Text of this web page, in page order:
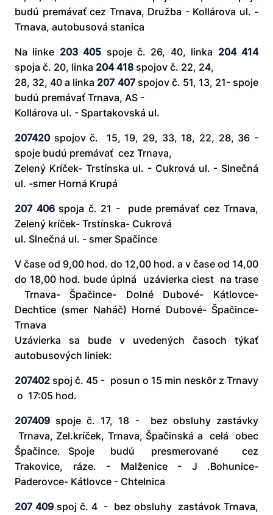
budú premávať cez Trnava, Družba - Kollárova ul. -
Trnava, autobusová stanica
Na linke 203 405 spoje č. 26, 40, linka 204 414
spoja č. 20, linka 204 418 spojov č. 22, 24,
28, 32, 40 a linka 207 407spojov č. 51, 13, 21- spoje
budú premávať Trnava, AS -
Kollárova ul. - Spartakovská ul.
207420 spojov č. 15, 19, 29, 33, 18, 22, 28, 36 -
spoje budú premávať cez Trnava,
Zelený Kríček- Trstínska ul. - Cukrová ul. - Slnečná
ul. -smer Horná Krupá
207 406spoja č. 21 - pude premávať cez Trnava,
Zelený kríček- Trstínska- Cukrová
ul. Slnečná ul. - smer Spačince
V čase od 9,00 hod. do 12,00 hod. a v čase od 14,00
do 18,00 hod. bude úplná uzávierka ciest na trase
Trnava- Špačince- Dolné Dubové- Kátlovce-
Dechtice (smer Naháč)­ Horné Dubové- Špačince-
Trnava
Uzávierka sa bude v uvedených časoch týkať
autobusových liniek:
207402 spoj č. 45 - posun o 15 min neskôr z Trnavy
o 17:05 hod.
207409 spoje č. 17, 18 - bez obsluhy zastávky
Trnava, Zel.kríček, Trnava, Špačinská a celá obec
Špačince. Spoje budú presmerované cez
Trakovice, ráze. - Malženice - J .Bohunice-
Paderovce- Kátlovce - Chtelnica
207 409 spoj č. 4 - bez obsluhy zastávok Trnava,